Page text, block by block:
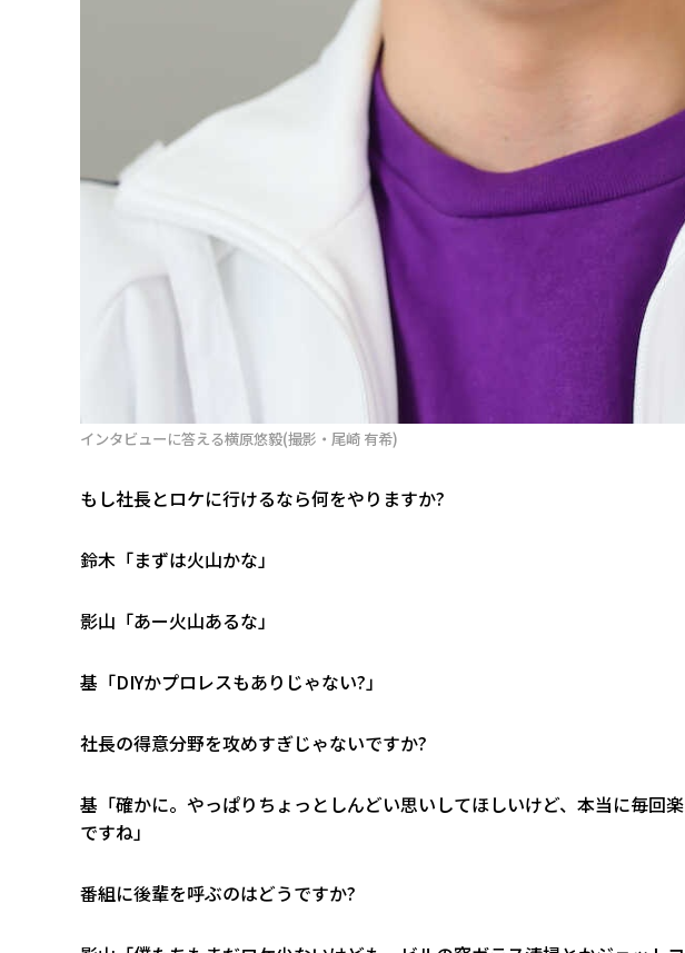
インタビューに答える横原悠毅(撮影・尾崎 有希)
――もし社長とロケに行けるなら何をやりますか?
鈴木「まずは火山かな」
影山「あー火山あるな」
基「DIYかプロレスもありじゃない?」
――社長の得意分野を攻めすぎじゃないですか?
基「確かに。やっぱりちょっとしんどい思いしてほしいけど、本当に毎回
ですね」
――番組に後輩を呼ぶのはどうですか?